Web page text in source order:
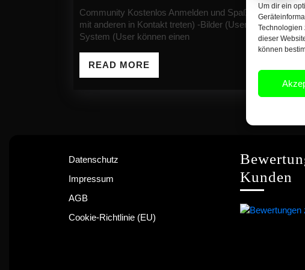
Um dir ein
Technologien
dieser
können
2015
Community Kostenlos Anmelden und Spaß haben -Freundschaft-System (User können sich einladen und
mit anderen in Kontakt treten) -Bilder (User können
System (User können einen
READ MORE
MORE
Datenschutz
Impressum
AGB
Cookie-Richtlinie (EU)
Kunden